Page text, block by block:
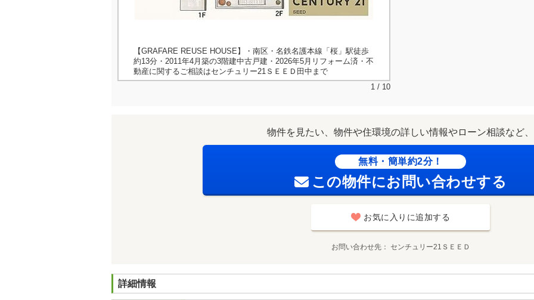
【GRAFARE REUSE HOUSE】・南区・名鉄名護本線「桜」駅徒歩
約13分・2011年4月築の3階建中古戸建・2026年5月リフォーム済・不
動産に関するご相談はセンチュリー21ＳＥＥＤ田中まで
1 / 10
物件を見たい、物件や住環境の詳しい情報やローン相談など、
無料・簡単約2分！
この物件にお問い合わせする
お気に入りに追加する
お問い合わせ先 センチュリー21ＳＥＥＤ
詳細情報